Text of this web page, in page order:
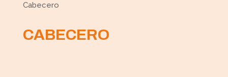
Cabecero
CABECERO